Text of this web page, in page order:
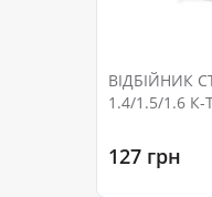
ВІДБІЙНИК
1.4/1.5/1.6 К-
127 грн